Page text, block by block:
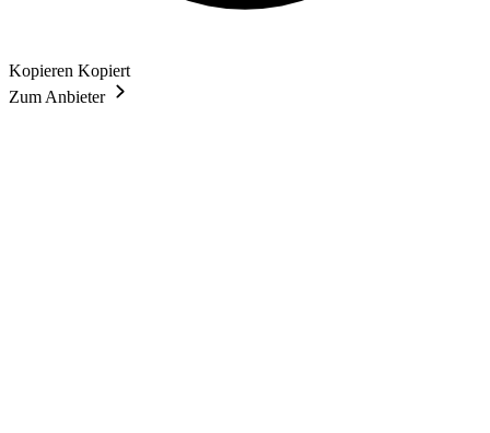
Kopieren Kopiert
Zum Anbieter